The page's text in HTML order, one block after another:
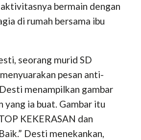
bermain dengan
di rumah bersama ibu
seorang murid SD
pesan anti-
menampilkan gambar
yang ia buat. Gambar itu
KEKERASAN dan
Desti menekankan,